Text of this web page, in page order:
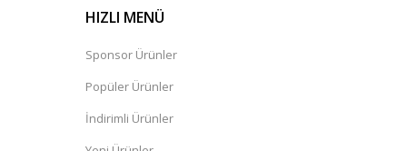
HIZLI MENÜ
Sponsor Ürünler
Popüler Ürünler
İndirimli Ürünler